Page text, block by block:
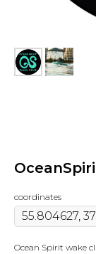
coordinates
Ocean Spirit wake